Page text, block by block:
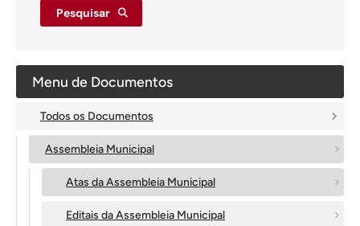
Pesquisar
Menu de Documentos
Todos os Documentos
Assembleia Municipal
Atas da Assembleia Municipal
Editais da Assembleia Municipal